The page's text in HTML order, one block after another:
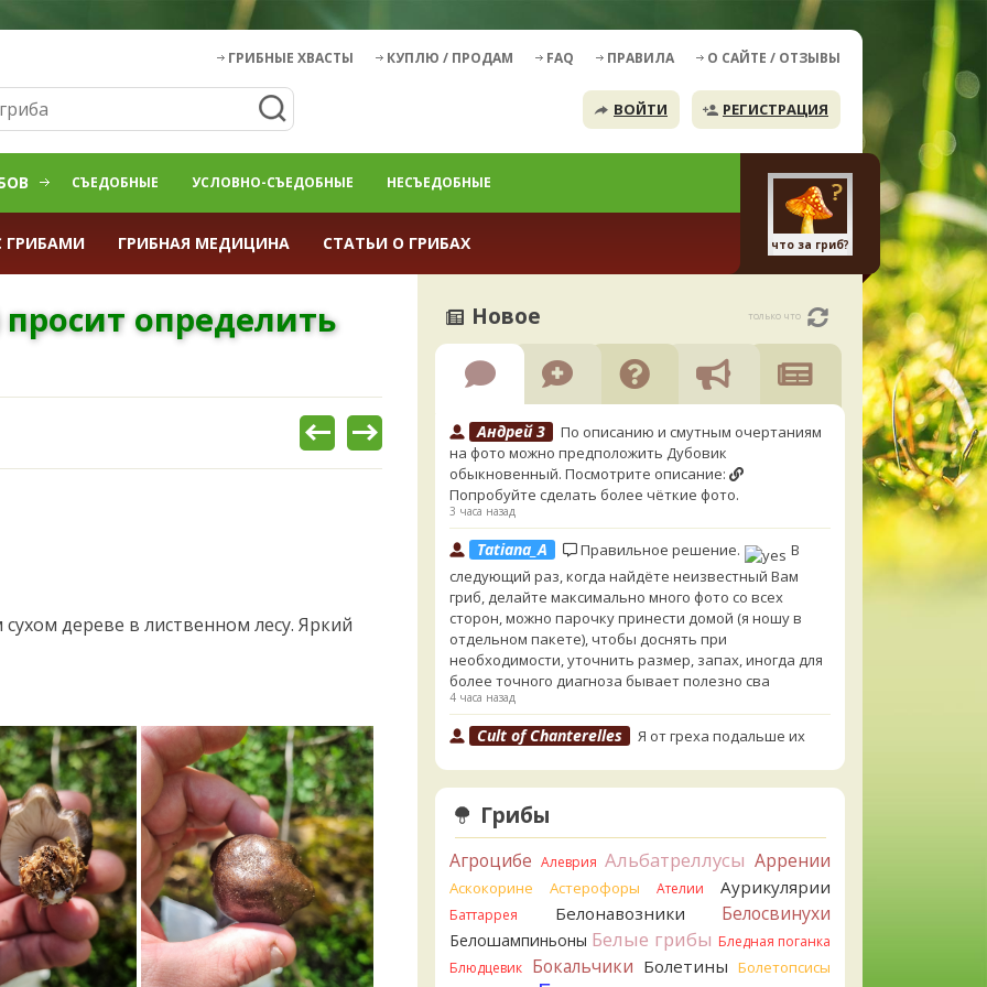
ГРИБНЫЕ ХВАСТЫ КУПЛЮ / ПРОДАМ FAQ ПРАВИЛА О САЙТЕ / ОТЗЫВЫ
ВОЙТИ РЕГИСТРАЦИЯ
СЪЕДОБНЫЕ УСЛОВНО-СЪЕДОБНЫЕ НЕСЪЕДОБНЫЕ
ГРИБАМИ ГРИБНАЯ МЕДИЦИНА СТАТЬИ О ГРИБАХ что за гриб?
определить
дереве в лиственном лесу. Яркий
Новое только что
Андрей 3
По описанию и смутным очертаниям
на фото можно предположить Дубовик
обыкновенный. Посмотрите описание:
Попробуйте сделать более чёткие фото.
3 часа назад
Tatiana_A Правильное решение.
В
следующий раз, когда найдёте неизвестный Вам
гриб, делайте максимально много фото со всех
сторон, можно парочку принести домой (я ношу в
отдельном пакете), чтобы доснять при
необходимости, уточнить размер, запах, иногда для
более точного диагноза бывает полезно сва
4 часа назад
Cult of Chanterelles
Я от греха подальше их
Tatiana_A
Говорушек в этой цветовой гамме
- хоть пруд пруди, и далеко не все описаны на этом
сайте. И большинство из них как минимум
несъедобны. Ворончатая должна слабо пахнуть
миндалём. Из похожих есть, скажем, Желобчатая и
Бледноокрашенная. Росли не не древесине, так? Из
земли или из подстилки
4 часа назад
Грибы
Агроцибе Алеврия Альбатреллусы Аррении
Аскокорине Астерофоры Ателии Аурикулярии
Баттаррея Белонавозники Белосвинухи
Белошампиньоны Белые грибы Бледная поганка
Блюдцевик
Бокальчики Болетины Болетопсисы